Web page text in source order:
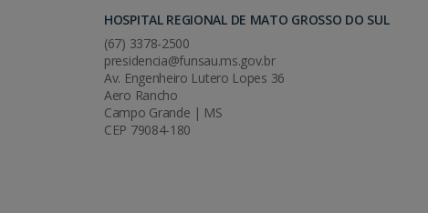
HOSPITAL REGIONAL DE MATO GROSSO DO SUL
(67) 3378-2500
presidencia@funsau.ms.gov.br
Av. Engenheiro Lutero Lopes 36
Aero Rancho
Campo Grande | MS
CEP 79084-180